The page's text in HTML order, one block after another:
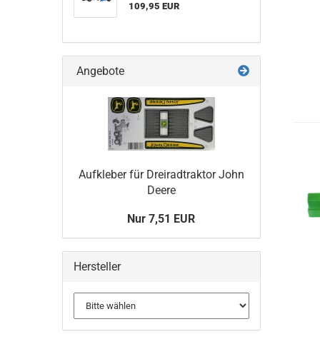
109,95 EUR
Angebote
Aufkleber für Dreiradtraktor John
Deere
Nur 7,51 EUR
Hersteller